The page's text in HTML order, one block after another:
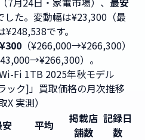
した。変動幅は¥23,300（最
です。
（¥266,000→¥266,300）
）。
Fi 1TB 2025年秋モデル
ック]」買取価格の月次推移
X 実測）
安 平均
掲載店
舗数
記録日
数